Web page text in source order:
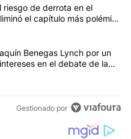
"Ley de Tierras: ante el
riesgo de derrota en el
el capítulo más polémico
"Di Tullio impugnó a
Benegas Lynch por un
en el debate de la
Gestionado por